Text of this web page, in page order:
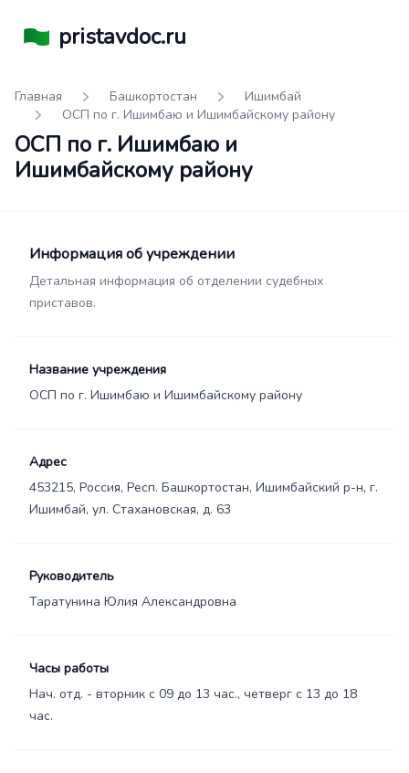
pristavdoc.ru
Главная Башкортостан
Ишимбай
ОСП по г. Ишимбаю и Ишимбайскому району
ОСП по г. Ишимбаю и
Ишимбайскому району
Информация об учреждении
Детальная информация об отделении судебных
приставов.
Название учреждения
ОСП по г. Ишимбаю и Ишимбайскому району
Адрес
453215, Россия, Респ. Башкортостан, Ишимбайский р-н, г.
Ишимбай, ул. Стахановская, д. 63
Руководитель
Таратунина Юлия Александровна
Часы работы
Нач. отд. - вторник с 09 до 13 час., четверг с 13 до 18
час.